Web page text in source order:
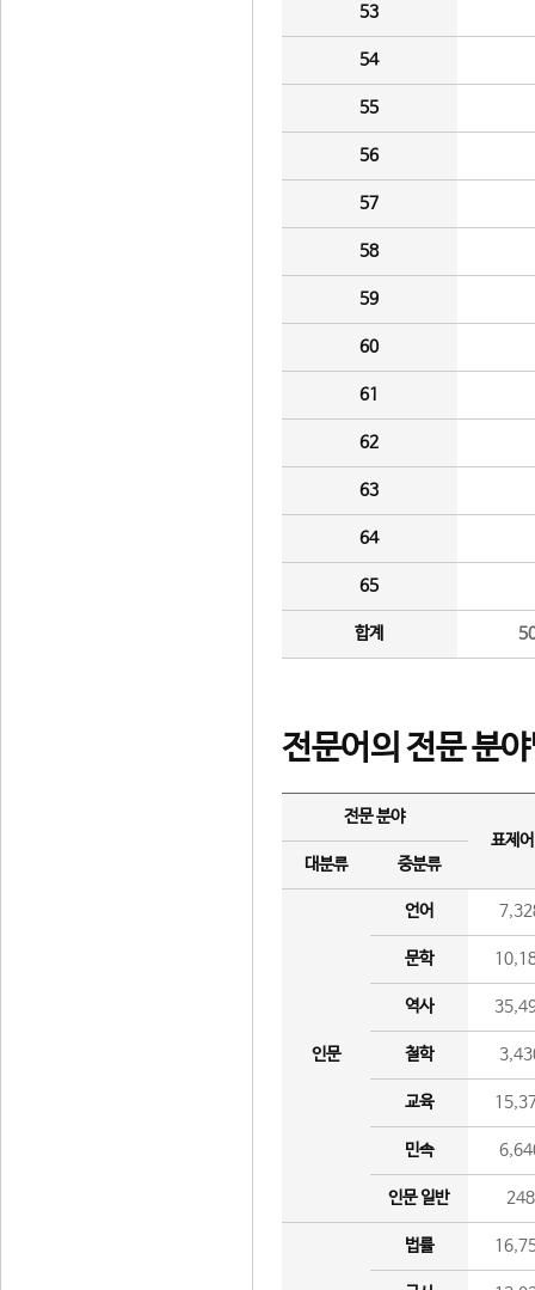
53
54
55
56
57
58
59
60
61
62
63
64
65
합계
전문어의 전문 분
전문 분야
표제
대분류
중분류
인문
언어
문학
역사
철학
교육
민속
인문 일반 248
법률